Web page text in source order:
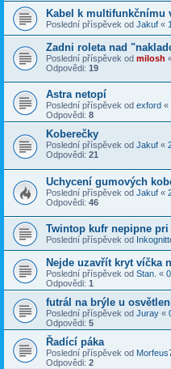
Kabel k multifunkčnímu
Poslední příspěvek od Jakuf «
Zadni roleta nad
Poslední příspěvek od milosh
Odpovědi: 19
Astra netopí
Poslední příspěvek od exford «
Odpovědi: 8
Koberečky
Poslední příspěvek od Jakuf «
Odpovědi: 21
Uchycení gumových
Poslední příspěvek od Jakuf «
Odpovědi: 46
Twintop kufr nepipne pri
Poslední příspěvek od
Nejde uzavřít kryt víčka
Poslední příspěvek od Stan. «
Odpovědi: 1
futrál na brýle u
Poslední příspěvek od Juray «
Odpovědi: 5
Řadící páka
Poslední příspěvek od
Odpovědi: 2